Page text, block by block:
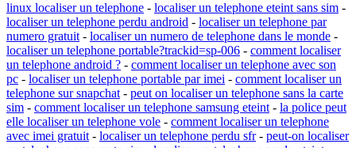
linux localiser un telephone - localiser un telephone eteint sans sim -
localiser un telephone perdu android - localiser un telephone par
numero gratuit - localiser un numero de telephone dans le monde -
localiser un telephone portable?trackid=sp-006 - comment localiser
un telephone android ? - comment localiser un telephone avec son
pc - localiser un telephone portable par imei - comment localiser un
telephone sur snapchat - peut on localiser un telephone sans la carte
sim - comment localiser un telephone samsung eteint - la police peut
elle localiser un telephone vole - comment localiser un telephone
avec imei gratuit - localiser un telephone perdu sfr- peut-on localiser